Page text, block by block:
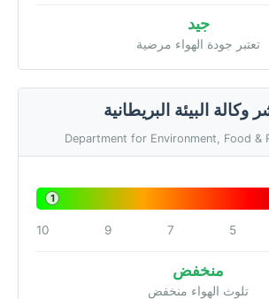
جيد
تعتبر جودة الهواء مرضية
وكالة البيئة البريطانية
Department for Environment, Food &
1
5
7
9
10
منخفض
تلوث الهواء منخفض